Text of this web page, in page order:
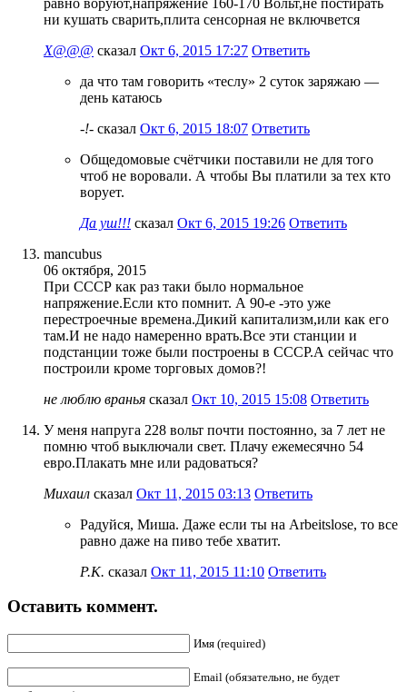
ни кушать сварить,плита сенсорная не включвется
Х@@@ сказал Окт 6, 2015 17:27 Ответить
да что там говорить «теслу» 2 суток заряжаю —
день катаюсь
-!- сказал Окт 6, 2015 18:07 Ответить
Общедомовые счётчики поставили не для того
чтоб не воровали. А чтобы Вы платили за тех кто
ворует.
Да уш!!! сказал Окт 6, 2015 19:26 Ответить
mancubus
06 октября, 2015
При СССР как раз таки было нормальное
напряжение.Если кто помнит. А 90-е -это уже
перестроечные времена.Дикий капитализм,или как его
там.И не надо намеренно врать.Все эти станции и
подстанции тоже были построены в СССР.А сейчас что
построили кроме торговых домов?!
не люблю вранья сказал Окт 10, 2015 15:08 Ответить
У меня напруга 228 вольт почти постоянно, за 7 лет не
помню чтоб выключали свет. Плачу ежемесячно 54
евро.Плакать мне или радоваться?
Михаил сказал Окт 11, 2015 03:13 Ответить
Радуйся, Миша. Даже если ты на Arbeitslose, то все
равно даже на пиво тебе хватит.
Р.К. сказал Окт 11, 2015 11:10 Ответить
Оставить коммент.
Имя (required)
Email (обязательно, не будет